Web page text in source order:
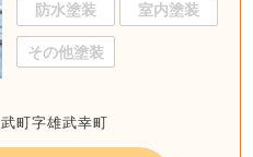
防水塗装 室内塗装
その他塗装
町字雄武幸町